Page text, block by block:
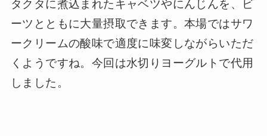
タクタに煮込まれたキャベツやにんじんを、ビ
ーツとともに大量摂取できます。本場ではサワ
ークリームの酸味で適度に味変しながらいただ
くようですね。今回は水切りヨーグルトで代用
しました。